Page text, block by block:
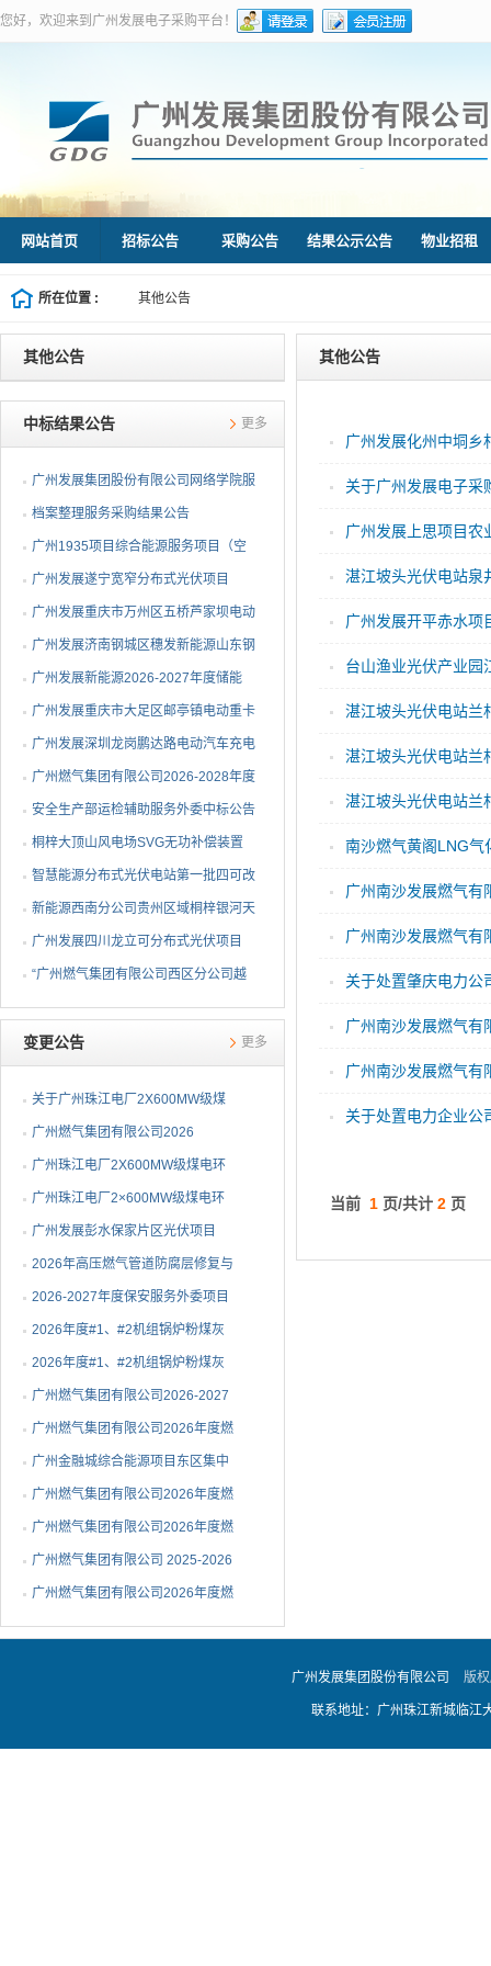
您好，欢迎来到广州发展电子采购平台！
网站首页 招标公告 采购公告 结果公示公告 物业招租
所在位置 : 其他公告
其他公告
关于广州发展电子采
广州发展上思项目农
湛江坡头光伏电站泉
广州发展开平赤水项
台山渔业光伏产业园
湛江坡头光伏电站兰
湛江坡头光伏电站兰
湛江坡头光伏电站兰
广州南沙发展燃气有
广州南沙发展燃气有
关于处置肇庆电力公
广州南沙发展燃气有
广州南沙发展燃气有
关于处置电力企业公
当前 1 页/共计 2 页
其他公告
Information Center
中标结果公告 更多
广州发展集团股份有限公司网络学院服
务采购结果公告
档案整理服务采购结果公告
广州1935项目综合能源服务项目（空
调系统部分）EPC总承包中标公告
广州发展遂宁宽窄分布式光伏项目
EPC总承包中标公告
广州发展重庆市万州区五桥芦家坝电动
重卡充电站一期项目EPC总承包中标
公告
广州发展济南钢城区穗发新能源山东钢
铁股份有限公司分布式光伏发电项目监
理服务中标公告
广州发展新能源2026-2027年度储能
EMS设备ODM代工采购中标公告
广州发展重庆市大足区邮亭镇电动重卡
充电站项目EPC总承包中标公告
广州发展深圳龙岗鹏达路电动汽车充电
站中标公告
广州燃气集团有限公司2026-2028年度
钢制球阀采购项目中标公告
安全生产部运检辅助服务外委中标公告
桐梓大顶山风电场SVG无功补偿装置
升级改造中标公告
智慧能源分布式光伏电站第一批四可改
造外委中标公告
新能源西南分公司贵州区域桐梓银河天
成风力发电有限公司所辖风力电站运维
辅助服务外包中标公告
广州发展四川龙立可分布式光伏项目
EPC总承包中标公告
“广州燃气集团有限公司西区分公司越
秀区青龙坊中压燃气管道改造工程路面
修复工程采购项目”成交结果公告
变更公告 更多
关于广州珠江电厂2X600MW级煤
电环保替代项目综合档案管理咨询
服务项目（第二次）最高投标限价
的澄清公告
2026-05-19
广州燃气集团有限公司2026
年-2028年双面埋弧螺旋焊缝钢管
采购项目招标文件澄清
广州珠江电厂2X600MW级煤电环
保替代项目综合档案管理咨询服务
项目关于最高投标限价的澄清公告
广州珠江电厂2×600MW级煤电环
保替代项目建筑工程质量第三方检
测项目澄清公告
广州发展彭水保家片区光伏项目
EPC总承包（项目编号：JG2026-
10332）招标澄清
2026年高压燃气管道防腐层修复与
阴保设施维修工程项目（标段一~
标段二）变更公告
2026-2027年度保安服务外委项目
澄清公告
2026年度#1、#2机组锅炉粉煤灰
销售澄清公告
2026年度#1、#2机组锅炉粉煤灰
销售澄清公告
2026-01-23
广州燃气集团有限公司2026-2027
年度燃气用埋地聚乙烯（PE100橙
色）管件采购项目变更公告
2026-01-22
广州燃气集团有限公司2026年度燃
气用不锈钢波纹管采购项目变更公
告
广州金融城综合能源项目东区集中
供冷系统东1站一期及配套管网工
程采购施工（PC）总承包补充公
告
2026-01-21
广州燃气集团有限公司2026年度燃
气用不锈钢波纹管采购项目变更公
告
2026-01-20
广州燃气集团有限公司2026年度燃
气用不锈钢波纹管采购项目变更公
告
2026-01-14
广州燃气集团有限公司 2025-2026
年度可燃气体报警系统采购项目变
更公告
2026-01-07
广州燃气集团有限公司2026年度燃
气用不锈钢波纹管采购项目变更公
2026-01-06
广州发展集团股份有限公司 版
联系地址：广州珠江新城临江